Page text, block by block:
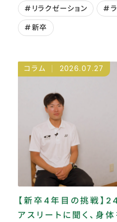
#リラクゼーション
#ラ
#新卒
コラム 2026.07.27
【新卒4年目の挑戦】
アスリートに聞く、身